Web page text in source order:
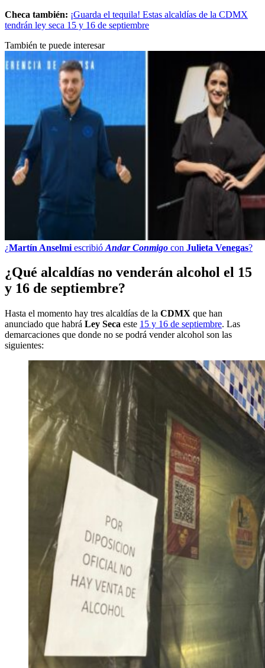
Checa también: ¡Guarda el tequila! Estas alcaldías de la CDMX
tendrán ley seca 15 y 16 de septiembre
También te puede interesar
¿Martín Anselmi escribió Andar Conmigo con Julieta Venegas?
¿Qué alcaldías no venderán alcohol el 15
y 16 de septiembre?
Hasta el momento hay tres alcaldías de la CDMX que han
anunciado que habrá Ley Seca este 15 y 16 de septiembre. Las
demarcaciones que donde no se podrá vender alcohol son las
siguientes: